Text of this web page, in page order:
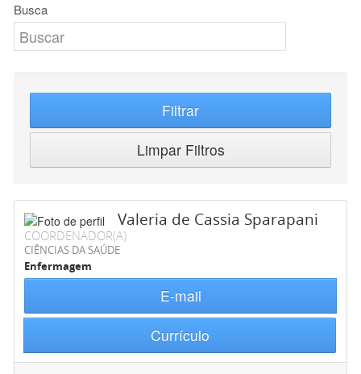
Busca
Filtrar
Limpar Filtros
Valeria de Cassia Sparapani
COORDENADOR(A)
CIÊNCIAS DA SAÚDE
Enfermagem
E-mail
Currículo